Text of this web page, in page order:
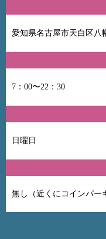
愛知県名古屋市天白区八
7：00〜22：30
日曜日
無し（近くにコインパー